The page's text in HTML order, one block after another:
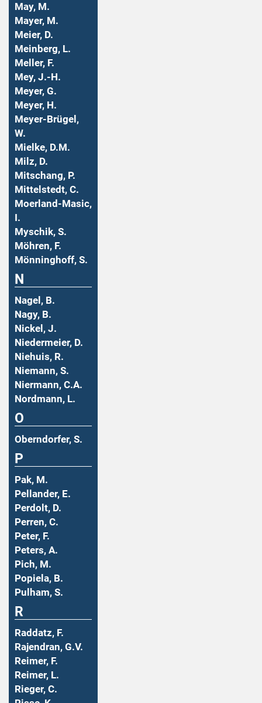
May, M.
Mayer, M.
Meier, D.
Meinberg, L.
Meller, F.
Mey, J.-H.
Meyer, G.
Meyer, H.
Meyer-Brügel,
W.
Mielke, D.M.
Milz, D.
Mitschang, P.
Mittelstedt, C.
Moerland-Masic,
I.
Myschik, S.
Möhren, F.
Mönninghoff, S.
N
Nagel, B.
Nagy, B.
Nickel, J.
Niedermeier, D.
Niehuis, R.
Niemann, S.
Niermann, C.A.
Nordmann, L.
O
Oberndorfer, S.
P
Pak, M.
Pellander, E.
Perdolt, D.
Perren, C.
Peter, F.
Peters, A.
Pich, M.
Popiela, B.
Pulham, S.
R
Raddatz, F.
Rajendran, G.V.
Reimer, F.
Reimer, L.
Rieger, C.